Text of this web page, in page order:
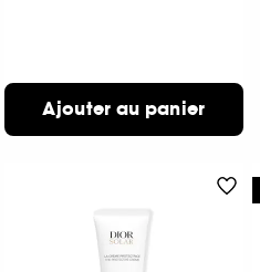
Ajouter au panier